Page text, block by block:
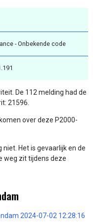
- Onbekende code
De 112 melding had de
21596.
over deze P2000-
Het is gevaarlijk en de
weg zit tijdens deze
2024-07-02 12:28:16